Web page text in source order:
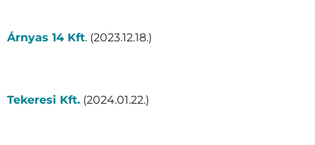
Árnyas 14 Kft. (2023.12.18.)
Tekeresi Kft. (2024.01.22.)